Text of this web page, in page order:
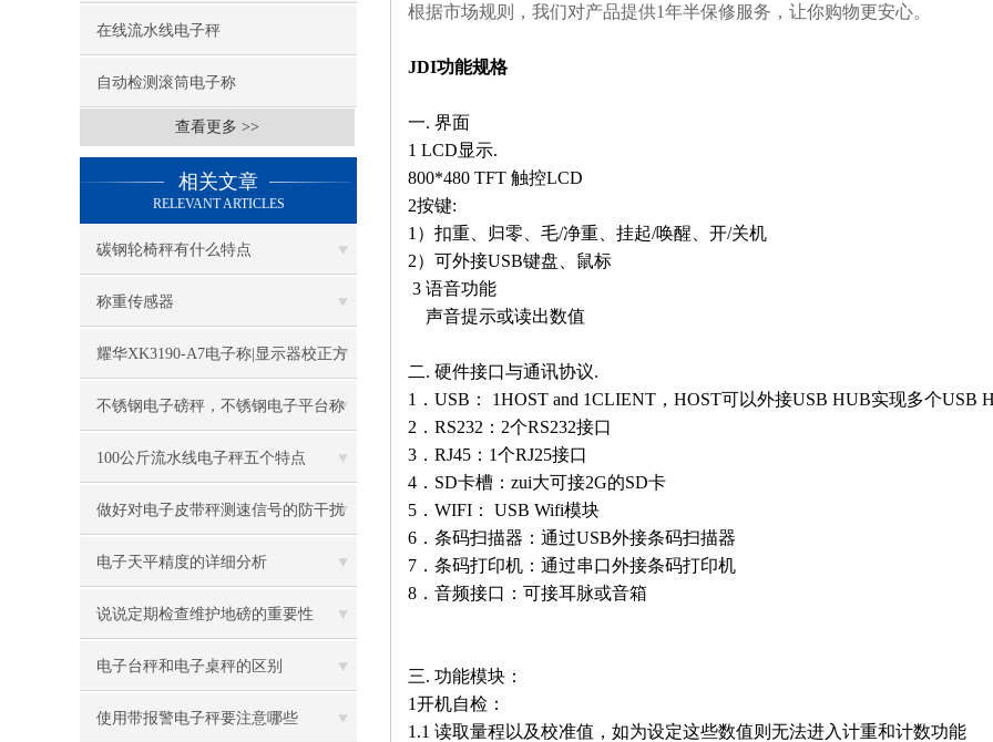
在线流水线电子秤
自动检测滚筒电子称
查看更多 >>
相关文章
RELEVANT ARTICLES
碳钢轮椅秤有什么特点
称重传感器
耀华XK3190-A7电子称|显示器校正方
法
不锈钢电子磅秤，不锈钢电子平台称
100公斤流水线电子秤五个特点
做好对电子皮带秤测速信号的防干扰
工作
电子天平精度的详细分析
说说定期检查维护地磅的重要性
电子台秤和电子桌秤的区别
使用带报警电子秤要注意哪些
根据市场规则，我们对产品提供1年半保修服务，让你购物更安心。
JDI功能规格
一. 界面
1 LCD显示.
800*480 TFT 触控LCD
2按键:
1）扣重、归零、毛/净重、挂起/唤醒、开/关机
2）可外接USB键盘、鼠标
3 语音功能
声音提示或读出数值
二. 硬件接口与通讯协议.
1．USB： 1HOST and 1CLIENT，HOST可以外接USB HUB实现多个USB
2．RS232：2个RS232接口
3．RJ45：1个RJ25接口
4．SD卡槽：zui大可接2G的SD卡
5．WIFI： USB Wifi模块
6．条码扫描器：通过USB外接条码扫描器
7．条码打印机：通过串口外接条码打印机
8．音频接口：可接耳脉或音箱
三. 功能模块：
1开机自检：
1.1 读取量程以及校准值，如为设定这些数值则无法进入计重和计数功能